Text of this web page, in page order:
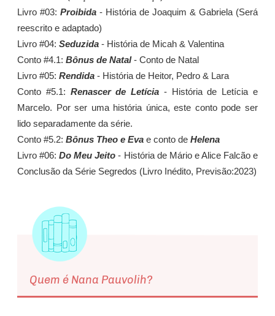
Livro #03: Proibida - História de Joaquim & Gabriela (Será
reescrito e adaptado)
Livro #04: Seduzida - História de Micah & Valentina
Conto #4.1: Bônus de Natal- Conto de Natal
Livro #05: Rendida - História de Heitor, Pedro & Lara
Conto #5.1: Renascer de Letícia - História de Letícia e
Marcelo. Por ser uma história única, este conto pode ser
lido separadamente da série.
Conto #5.2: Bônus Theo e Eva e conto de Helena
Livro #06:Do Meu Jeito - História de Mário e Alice Falcão e
Conclusão da Série Segredos (Livro Inédito, Previsão:2023)
Quem é Nana Pauvolih?